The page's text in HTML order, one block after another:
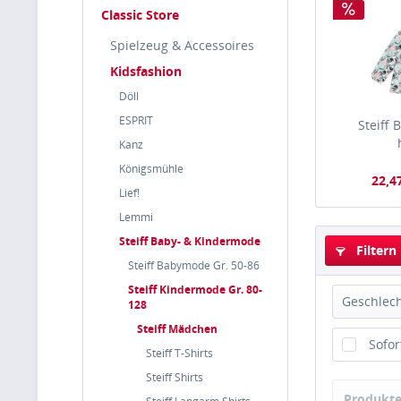
Classic Store
Spielzeug & Accessoires
Kidsfashion
Döll
ESPRIT
Kanz
Königsmühle
Lief!
Lemmi
Steiff Baby- & Kindermode
Steiff Babymode Gr. 50-86
Steiff Kindermode Gr. 80-
128
Steiff Mädchen
Steiff T-Shirts
Steiff Shirts
Steiff
Filtern
Mini